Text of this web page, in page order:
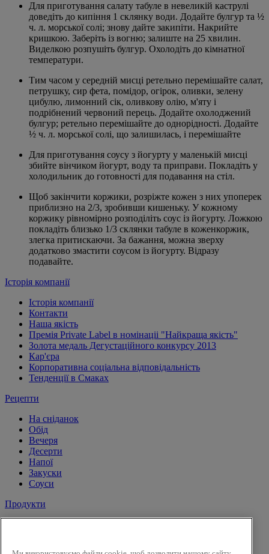
Для приготування салату табуле в невеликій каструлі
доведіть до кипіння 1 склянку води. Додайте булгур та ½
ч. л. морської солі; знову дайте закипіти. Накрийте
кришкою. Заберіть із вогню; залиште на 25 хвилин.
Виделкою розпушіть булгур. Охолодіть до кімнатної
температури.
Тим часом у середній мисці ретельно перемішайте салат,
петрушку, сир фета, помідор, огірок, оливки, зелену
цибулю, лимонний сік, оливкову олію, м'яту і
подрібнений червоний перець. Додайте охолоджений
булгур; ретельно перемішайте до однорідності. Додайте
½ ч. л. морської солі, що залишилась, і перемішайте
Для приготування соусу з йогурту у маленькій мисці
збийте вінчиком йогурт, воду та приправи. Покладіть у
холодильник до готовності для подавання на стіл.
Щоб закінчити коржики, розріжте кожен з них упоперек
приблизно на 2/3, зробивши кишеньку. У кожному
коржику рівномірно розподіліть соус із йогурту. Ложкою
покладіть близько 1/3 склянки табуле в коженкоржик,
злегка притискаючи. За бажання, можна зверху
додатково змастити соусом із йогурту. Відразу
подавайте.
Історія компанії
Історія компанії
Контакти
Наша якість
Премія Private Label в номінаціі "Найкраща якість"
Золота медаль Дегустаційного конкурсу 2013
Кар'єра
Корпоративна соціальна відповідальність
Тенденції в Смаках
Рецепти
На сніданок
Обід
Вечеря
Десерти
Напої
Закуски
Соуси
Продукти